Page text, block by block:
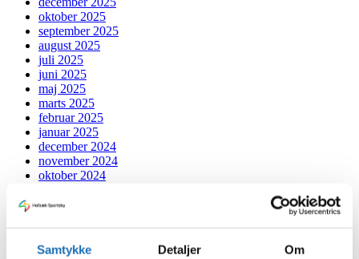
Samtykke Detaljer Om
oktober 2025
september 2025
august 2025
juli 2025
juni 2025
maj 2025
marts 2025
februar 2025
januar 2025
december 2024
november 2024
oktober 2024
juli 2024
maj 2024
april 2024